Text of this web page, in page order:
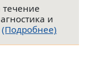
течение
и
(Подробнее)